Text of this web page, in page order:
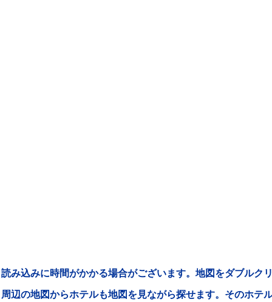
読み込みに時間がかかる場合がございます。地図をダブルク
周辺の地図からホテルも地図を見ながら探せます。そのホテ